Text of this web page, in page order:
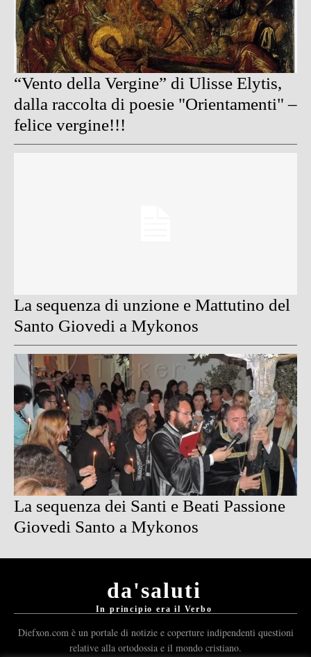
“Vento della Vergine” di Ulisse Elytis,
dalla raccolta di poesie "Orientamenti" –
felice vergine!!!
La sequenza di unzione e Mattutino del
Santo Giovedi a Mykonos
La sequenza dei Santi e Beati Passione
Giovedi Santo a Mykonos
da'saluti
In principio era il Verbo
Diefxon.com è un portale di notizie e coperture indipendenti questioni
relative alla ortodossia e il mondo cristiano.